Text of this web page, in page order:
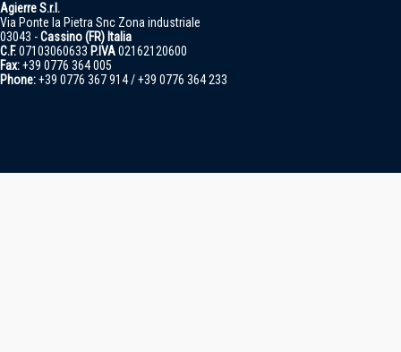
Agierre S.r.l.
Via Ponte la Pietra Snc Zona industriale
03043 -Cassino (FR) Italia
C.F.07103060633 P.IVA02162120600
Fax:+39 0776 364 005
Phone:+39 0776 367 914 / +39 0776 364 233